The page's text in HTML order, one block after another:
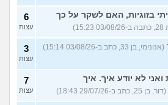
הייתי בזוגיות, האם לשקר על כך
6
עצות
(אנונימי, בן 33, כתב ב-03/08/26 15:14) 3
עצות
ואני לא יודע איך. איך
(דור, בן 25, כתב ב-29/07/26 18:43)
7
עצות